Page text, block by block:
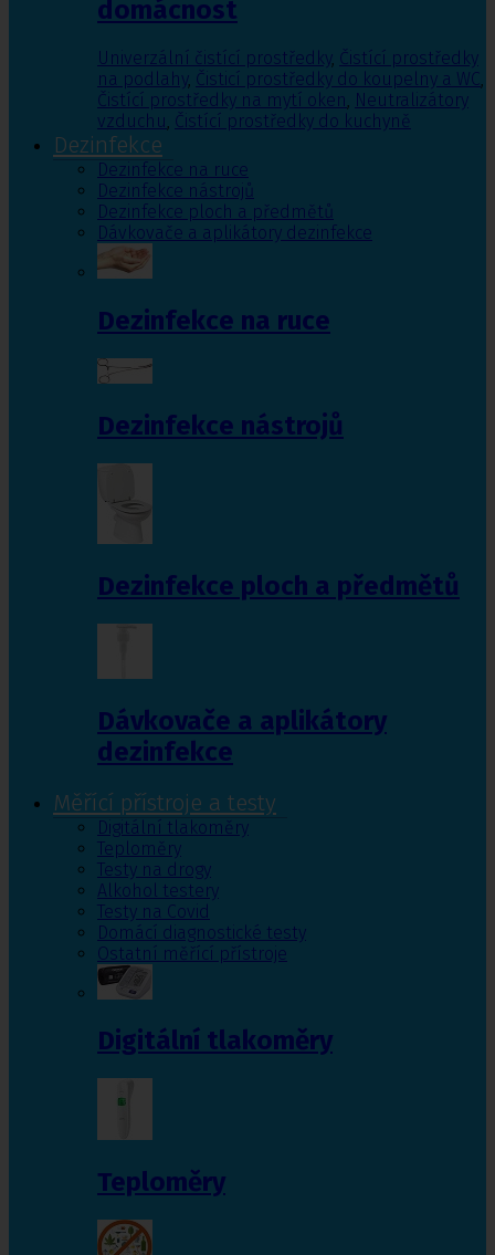
domácnost
Univerzální čistící prostředky, Čistící prostředky
na podlahy, Čisticí prostředky do koupelny a WC,
Čistící prostředky na mytí oken, Neutralizátory
vzduchu, Čistící prostředky do kuchyně
Dezinfekce
Dezinfekce na ruce
Dezinfekce nástrojů
Dezinfekce ploch a předmětů
Dávkovače a aplikátory dezinfekce
Dezinfekce na ruce
Dezinfekce nástrojů
Dezinfekce ploch a předmětů
Dávkovače a aplikátory
dezinfekce
Měřící přístroje a testy
Digitální tlakoměry
Teploměry
Testy na drogy
Alkohol testery
Testy na Covid
Domácí diagnostické testy
Ostatní měřící přístroje
Digitální tlakoměry
Teploměry